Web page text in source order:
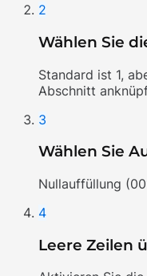
2
Wählen Sie
Standard ist 1,
Abschnitt
3
Wählen Sie
Nullauffüllung
4
Leere Zeilen